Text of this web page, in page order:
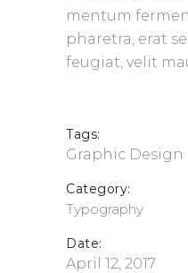
mentum
pharetra, erat
feugiat, velit
Tags:
Graphic Design
Category:
Typography
Date:
April 12, 2017